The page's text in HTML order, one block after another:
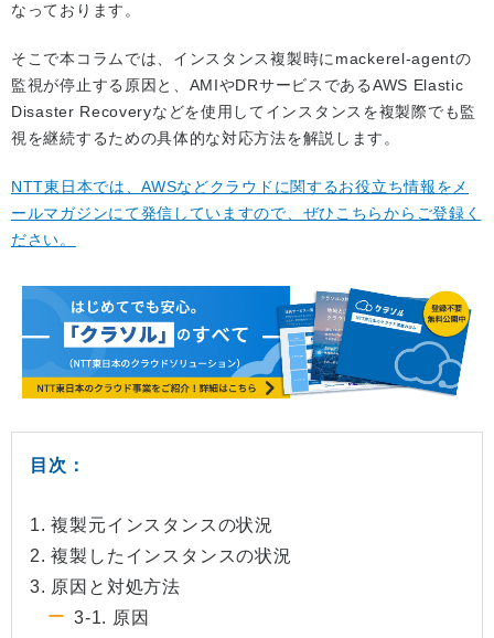
なっております。
そこで本コラムでは、インスタンス複製時にmackerel-agentの
監視が停止する原因と、AMIやDRサービスであるAWS Elastic
Disaster Recoveryなどを使用してインスタンスを複製際でも監
視を継続するための具体的な対応方法を解説します。
NTT東日本では、AWSなどクラウドに関するお役立ち情報をメ
ールマガジンにて発信していますので、ぜひこちらからご登録く
ださい。
目次：
1. 複製元インスタンスの状況
2. 複製したインスタンスの状況
3. 原因と対処方法
3-1. 原因